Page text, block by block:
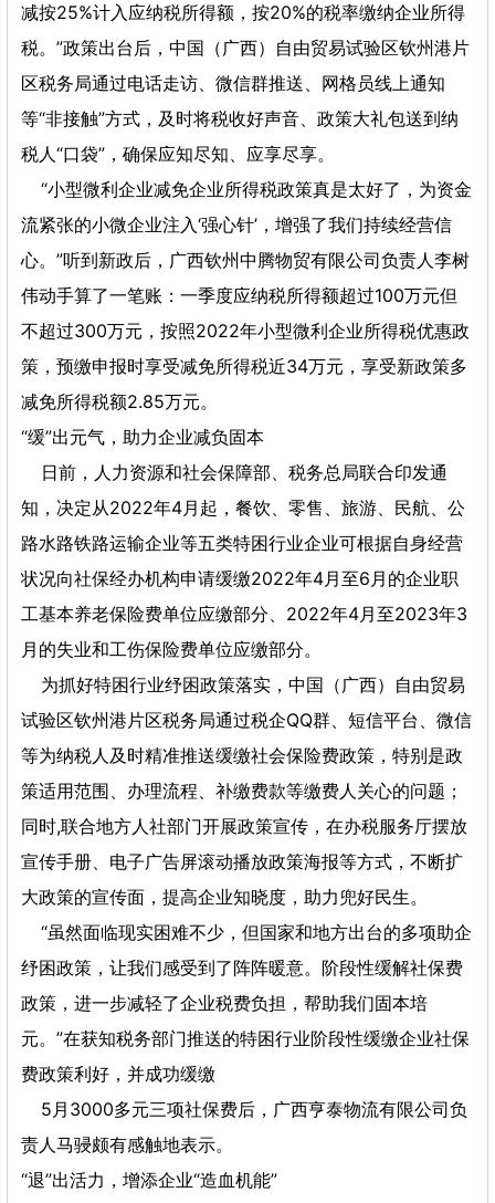
减按25%计入应纳税所得额，按20%的税率缴纳企业所得
税。”政策出台后，中国（广西）自由贸易试验区钦州港片
区税务局通过电话走访、微信群推送、网格员线上通知
等“非接触”方式，及时将税收好声音、政策大礼包送到纳
税人“口袋”，确保应知尽知、应享尽享。
“小型微利企业减免企业所得税政策真是太好了，为资金
流紧张的小微企业注入‘强心针’，增强了我们持续经营信
心。”听到新政后，广西钦州中腾物贸有限公司负责人李树
伟动手算了一笔账：一季度应纳税所得额超过100万元但
不超过300万元，按照2022年小型微利企业所得税优惠政
策，预缴申报时享受减免所得税近34万元，享受新政策多
减免所得税额2.85万元。
“缓”出元气，助力企业减负固本
日前，人力资源和社会保障部、税务总局联合印发通
知，决定从2022年4月起，餐饮、零售、旅游、民航、公
路水路铁路运输企业等五类特困行业企业可根据自身经营
状况向社保经办机构申请缓缴2022年4月至6月的企业职
工基本养老保险费单位应缴部分、2022年4月至2023年3
月的失业和工伤保险费单位应缴部分。
为抓好特困行业纾困政策落实，中国（广西）自由贸易
试验区钦州港片区税务局通过税企QQ群、短信平台、微信
等为纳税人及时精准推送缓缴社会保险费政策，特别是政
策适用范围、办理流程、补缴费款等缴费人关心的问题；
同时,联合地方人社部门开展政策宣传，在办税服务厅摆放
宣传手册、电子广告屏滚动播放政策海报等方式，不断扩
大政策的宣传面，提高企业知晓度，助力兜好民生。
“虽然面临现实困难不少，但国家和地方出台的多项助企
纾困政策，让我们感受到了阵阵暖意。阶段性缓解社保费
政策，进一步减轻了企业税费负担，帮助我们固本培
元。”在获知税务部门推送的特困行业阶段性缓缴企业社保
费政策利好，并成功缓缴
5月3000多元三项社保费后，广西亨泰物流有限公司负
责人马骎颇有感触地表示。
“退”出活力，增添企业“造血机能”